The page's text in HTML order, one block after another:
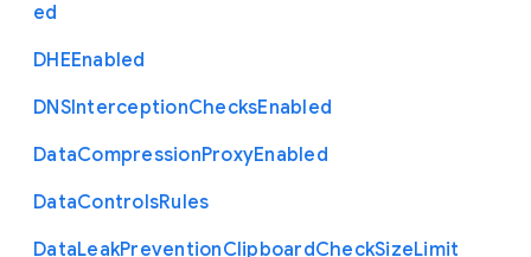
ed
DHEEnabled
DNSInterceptionChecksEnabled
DataCompressionProxyEnabled
DataControlsRules
DataLeakPreventionClipboardCheckSizeLimit